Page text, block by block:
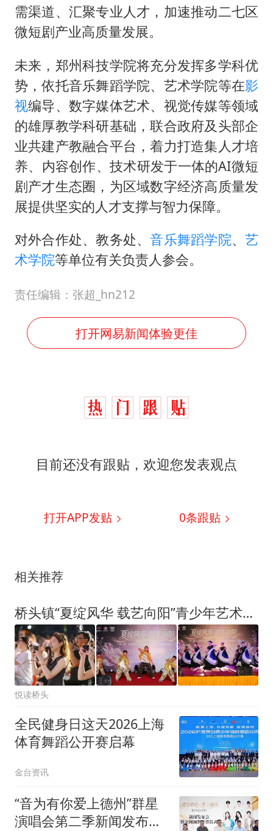
需渠道、汇聚专业人才，加速推动二七区
微短剧产业高质量发展。
未来，郑州科技学院将充分发挥多学科优
势，依托音乐舞蹈学院、艺术学院等在影
视编导、数字媒体艺术、视觉传媒等领域
的雄厚教学科研基础，联合政府及头部企
业共建产教融合平台，着力打造集人才培
养、内容创作、技术研发于一体的AI微短
剧产才生态圈，为区域数字经济高质量发
展提供坚实的人才支撑与智力保障。
对外合作处、教务处、音乐舞蹈学院、艺
术学院等单位有关负责人参会。
责任编辑：张超_hn212
打开网易新闻体验更佳
目前还没有跟贴，欢迎您发表观点
打开APP发贴 0条跟贴
相关推荐
桥头镇“夏绽风华 载艺向阳”青少年艺术季成果展演精彩上演
悦读桥头
全民健身日这天2026上海
体育舞蹈公开赛启幕
金台资讯
“音为有你爱上德州”群星
演唱会第二季新闻发布会